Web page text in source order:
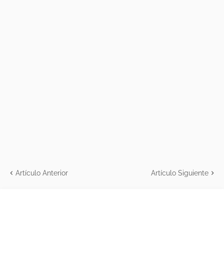
Artículo Anterior Artículo Siguiente